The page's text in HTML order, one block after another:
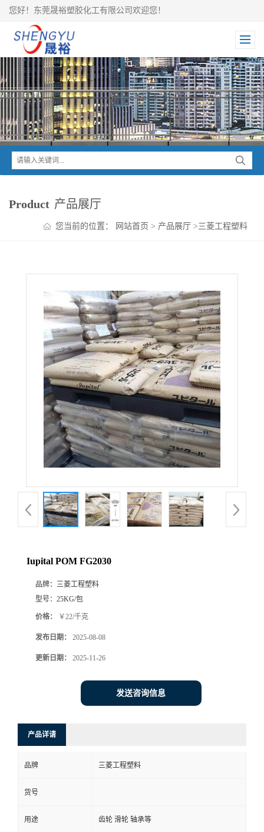
您好！东莞晟裕塑胶化工有限公司欢迎您！
Product 产品展厅
您当前的位置： 网站首页 > 产品展厅 >三菱工程塑料
Iupital POM FG2030
品牌： 三菱工程塑料
型号： 25KG/包
价格： ￥22/千克
发布日期： 2025-08-08
更新日期： 2025-11-26
发送咨询信息
产品详请
品牌 三菱工程塑料
货号
用途 齿轮 滑轮 轴承等